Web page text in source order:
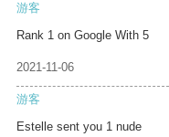
游客
Rank 1 on Google With 5
2021-11-06
游客
Estelle sent you 1 nude